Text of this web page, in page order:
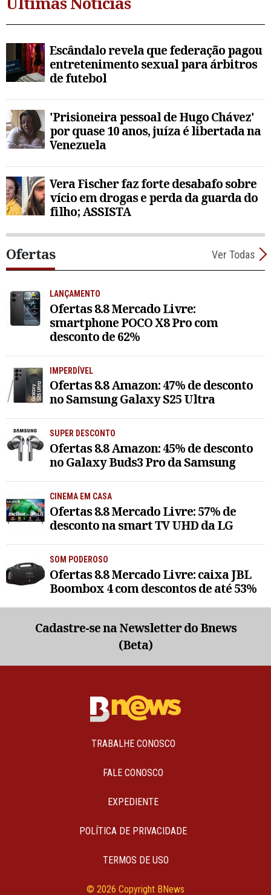
Escândalo revela que federação pagou
entretenimento sexual para árbitros
de futebol
'Prisioneira pessoal de Hugo Chávez'
por quase 10 anos, juíza é libertada na
Venezuela
Vera Fischer faz forte desabafo sobre
vício em drogas e perda da guarda do
filho; ASSISTA
Ofertas Ver Todas
LANÇAMENTO
Ofertas 8.8 Mercado Livre:
smartphone POCO X8 Pro com
desconto de 62%
IMPERDÍVEL
Ofertas 8.8 Amazon: 47% de desconto
no Samsung Galaxy S25 Ultra
SUPER DESCONTO
Ofertas 8.8 Amazon: 45% de desconto
no Galaxy Buds3 Pro da Samsung
CINEMA EM CASA
Ofertas 8.8 Mercado Livre: 57% de
desconto na smart TV UHD da LG
SOM PODEROSO
Ofertas 8.8 Mercado Livre: caixa JBL
Boombox 4 com descontos de até 53%
Cadastre-se na Newsletter do Bnews
(Beta)
TRABALHE CONOSCO
FALE CONOSCO
EXPEDIENTE
POLÍTICA DE PRIVACIDADE
TERMOS DE USO
© 2026 Copyright BNews